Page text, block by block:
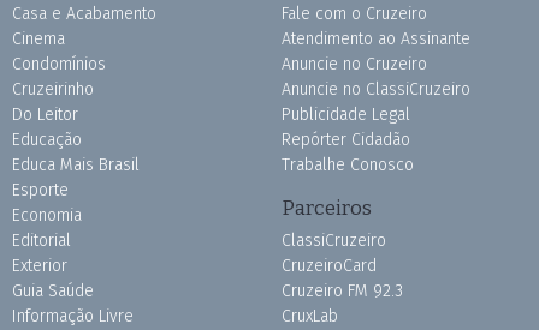
Casa e Acabamento
Cinema
Condomínios
Cruzeirinho
Do Leitor
Educação
Educa Mais Brasil
Esporte
Economia
Editorial
Exterior
Guia Saúde
Informação Livre
Fale com o Cruzeiro
Atendimento ao Assinante
Anuncie no Cruzeiro
Anuncie no ClassiCruzeiro
Publicidade Legal
Repórter Cidadão
Trabalhe Conosco
Parceiros
ClassiCruzeiro
CruzeiroCard
Cruzeiro FM 92.3
CruxLab